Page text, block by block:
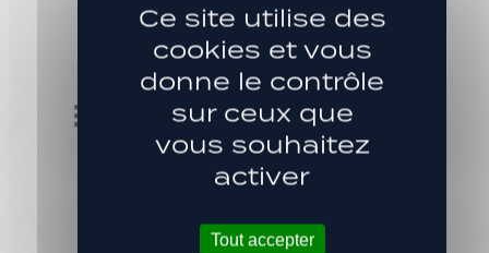
Ce site utilise des
cookies et vous
donne le contrôle
sur ceux que
vous souhaitez
activer
Tout accepter